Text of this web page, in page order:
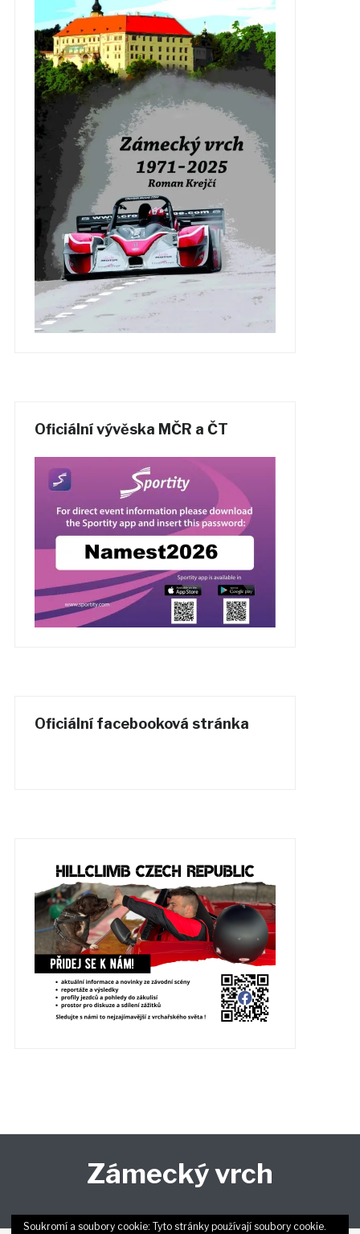
Oficiální vývěska MČR a ČT
Oficiální facebooková stránka
Zámecký vrch
Soukromí a soubory cookie: Tyto stránky používají soubory cookie.